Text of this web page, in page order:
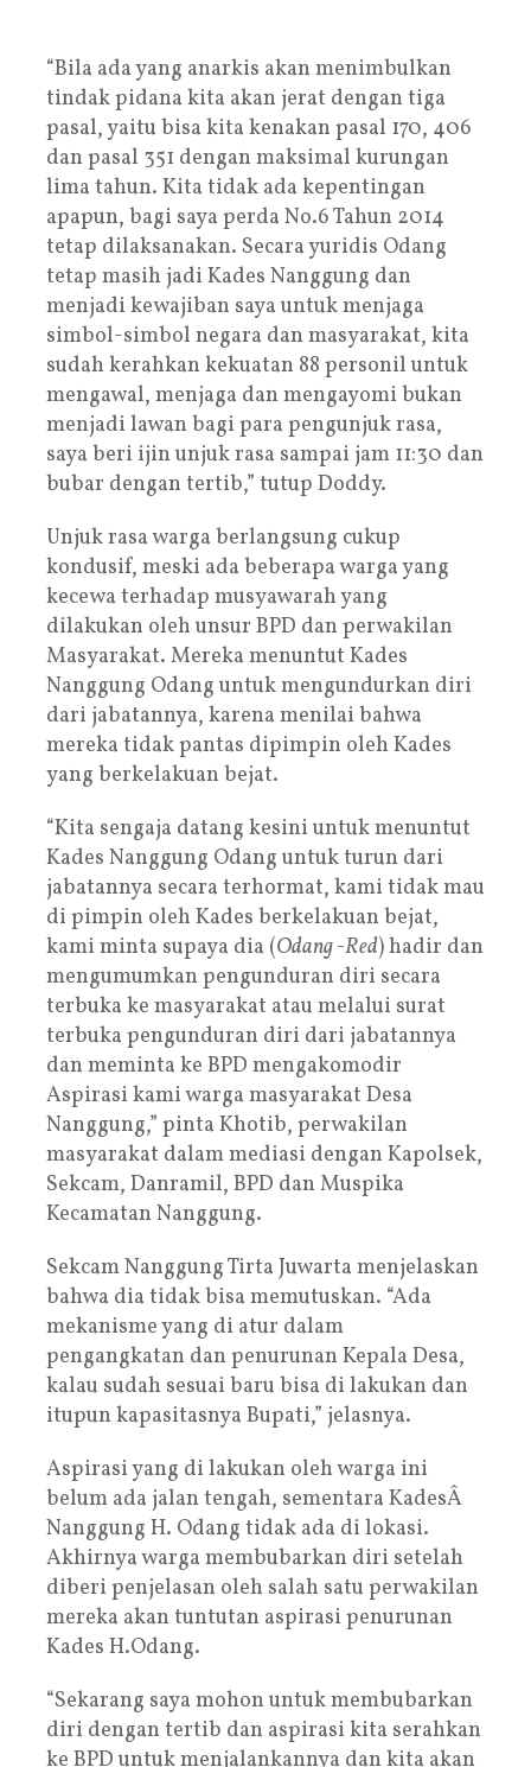
“Bila ada yang anarkis akan menimbulkan
tindak pidana kita akan jerat dengan tiga
pasal, yaitu bisa kita kenakan pasal 170, 406
dan pasal 351 dengan maksimal kurungan
lima tahun. Kita tidak ada kepentingan
apapun, bagi saya perda No.6 Tahun 2014
tetap dilaksanakan. Secara yuridis Odang
tetap masih jadi Kades Nanggung dan
menjadi kewajiban saya untuk menjaga
simbol-simbol negara dan masyarakat, kita
sudah kerahkan kekuatan 88 personil untuk
mengawal, menjaga dan mengayomi bukan
menjadi lawan bagi para pengunjuk rasa,
saya beri ijin unjuk rasa sampai jam 11:30 dan
bubar dengan tertib,” tutup Doddy.
Unjuk rasa warga berlangsung cukup
kondusif, meski ada beberapa warga yang
kecewa terhadap musyawarah yang
dilakukan oleh unsur BPD dan perwakilan
Masyarakat. Mereka menuntut Kades
Nanggung Odang untuk mengundurkan diri
dari jabatannya, karena menilai bahwa
mereka tidak pantas dipimpin oleh Kades
yang berkelakuan bejat.
“Kita sengaja datang kesini untuk menuntut
Kades Nanggung Odang untuk turun dari
jabatannya secara terhormat, kami tidak mau
di pimpin oleh Kades berkelakuan bejat,
kami minta supaya dia (Odang -Red) hadir dan
mengumumkan pengunduran diri secara
terbuka ke masyarakat atau melalui surat
terbuka pengunduran diri dari jabatannya
dan meminta ke BPD mengakomodir
Aspirasi kami warga masyarakat Desa
Nanggung,” pinta Khotib, perwakilan
masyarakat dalam mediasi dengan Kapolsek,
Sekcam, Danramil, BPD dan Muspika
Kecamatan Nanggung.
Sekcam Nanggung Tirta Juwarta menjelaskan
bahwa dia tidak bisa memutuskan. “Ada
mekanisme yang di atur dalam
pengangkatan dan penurunan Kepala Desa,
kalau sudah sesuai baru bisa di lakukan dan
itupun kapasitasnya Bupati,” jelasnya.
Aspirasi yang di lakukan oleh warga ini
belum ada jalan tengah, sementara KadesÂ
Nanggung H. Odang tidak ada di lokasi.
Akhirnya warga membubarkan diri setelah
diberi penjelasan oleh salah satu perwakilan
mereka akan tuntutan aspirasi penurunan
Kades H.Odang.
“Sekarang saya mohon untuk membubarkan
diri dengan tertib dan aspirasi kita serahkan
ke BPD untuk menjalankannya dan kita akan